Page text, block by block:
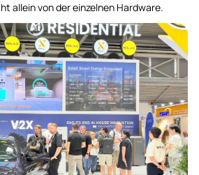
allein von der einzelnen Hardware.